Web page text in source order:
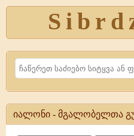
Search
იალონი,
იალონი - მგალობელთა